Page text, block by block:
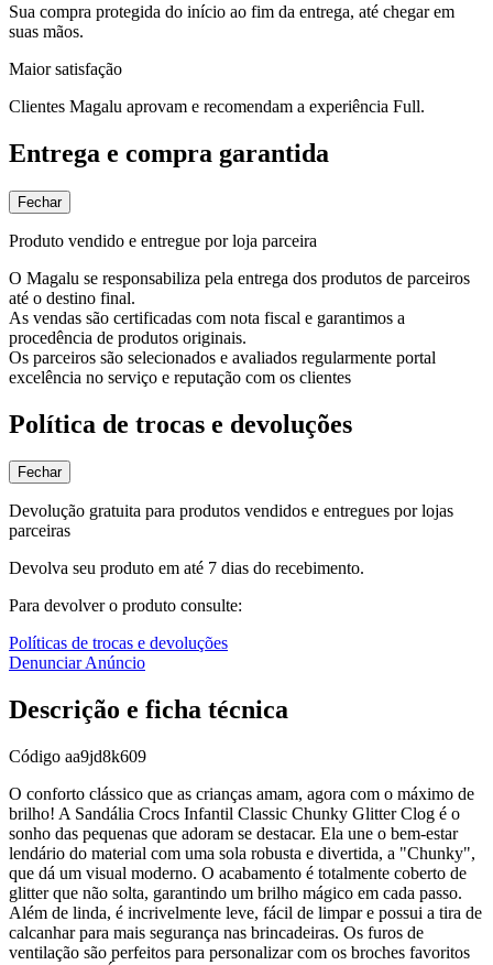
Sua compra protegida do início ao fim da entrega, até chegar em
suas mãos.
Maior satisfação
Clientes Magalu aprovam e recomendam a experiência Full.
Entrega e compra garantida
Fechar
Produto vendido e entregue por loja parceira
O Magalu se responsabiliza pela entrega dos produtos de parceiros
até o destino final.
As vendas são certificadas com nota fiscal e garantimos a
procedência de produtos originais.
Os parceiros são selecionados e avaliados regularmente portal
excelência no serviço e reputação com os clientes
Política de trocas e devoluções
Fechar
Devolução gratuita para produtos vendidos e entregues por lojas
parceiras
Devolva seu produto em até 7 dias do recebimento.
Para devolver o produto consulte:
Políticas de trocas e devoluções
Denunciar Anúncio
Descrição e ficha técnica
Código aa9jd8k609
O conforto clássico que as crianças amam, agora com o máximo de
brilho! A Sandália Crocs Infantil Classic Chunky Glitter Clog é o
sonho das pequenas que adoram se destacar. Ela une o bem-estar
lendário do material com uma sola robusta e divertida, a "Chunky",
que dá um visual moderno. O acabamento é totalmente coberto de
glitter que não solta, garantindo um brilho mágico em cada passo.
Além de linda, é incrivelmente leve, fácil de limpar e possui a tira de
calcanhar para mais segurança nas brincadeiras. Os furos de
ventilação são perfeitos para personalizar com os broches favoritos